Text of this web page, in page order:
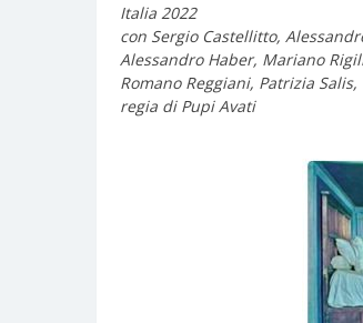
Italia 2022
con Sergio Castellitto,
Alessandro Haber, Mariano
Romano Reggiani, Patrizia
regia di Pupi Avati